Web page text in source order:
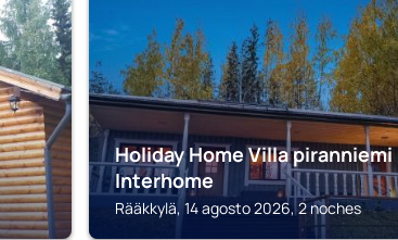
Holiday Home Villa piranniemi
Interhome
Rääkkylä, 14 agosto 2026, 2 noches